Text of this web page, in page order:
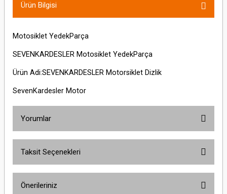
Ürün Bilgisi
Motosiklet YedekParça
SEVENKARDESLER Motosiklet YedekParça
Ürün Adi:SEVENKARDESLER Motorsiklet Dizlik
SevenKardesler Motor
Yorumlar
Taksit Seçenekleri
Önerileriniz